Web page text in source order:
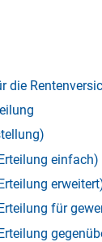
die
einfach)
für